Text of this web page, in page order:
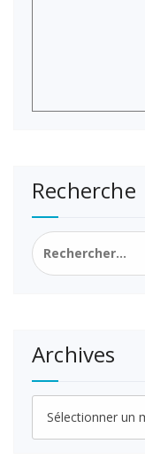
Recherche
Rechercher :
Archives
Archives